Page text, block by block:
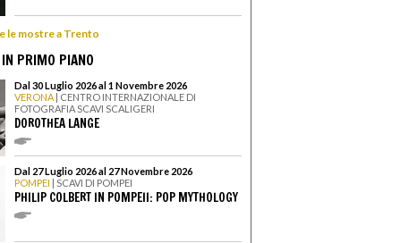
le mostre a Trento
PRIMO PIANO
Dal 30 Luglio 2026 al 1 Novembre 2026
VERONA | CENTRO INTERNAZIONALE DI
FOTOGRAFIA SCAVI SCALIGERI
DOROTHEA LANGE
Dal 27 Luglio 2026 al 27 Novembre 2026
POMPEI | SCAVI DI POMPEI
PHILIP COLBERT IN POMPEII: POP MYTHOLOGY